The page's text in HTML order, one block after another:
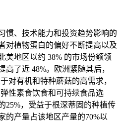
惯、技术能力和投资趋势影响的
对植物蛋白的偏好不断提高以及
美地区以约 38% 的市场份额领
了近 48%。欧洲紧随其后，
对有机和特种蘑菇的高需求，
性素食饮食和可持续食品选
25%，受益于根深蒂固的种植传
的产量占该地区产量的70%以